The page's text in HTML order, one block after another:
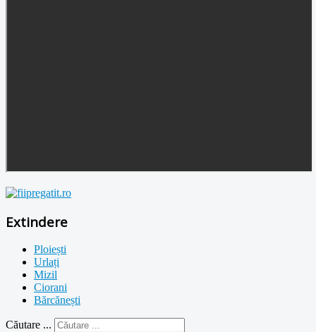
Extindere
Ploiești
Urlați
Mizil
Ciorani
Bărcănești
Căutare ...